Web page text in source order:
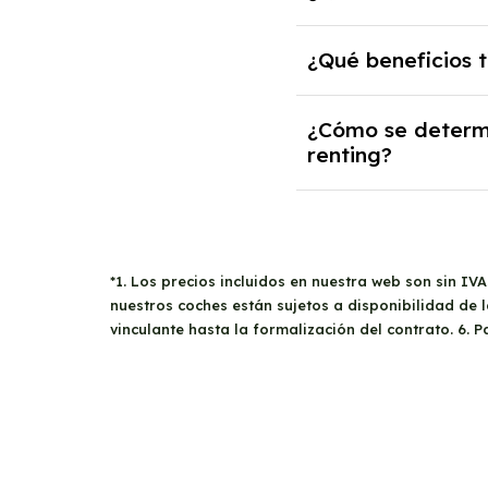
viabilidad
En caso de superar
¿Qué beneficios
Unrenting para
e IVAdel vehículo
¿Cómo se
renting?
la ausencia de
podría ser
*1. Los precios incluidos en nuestra web son sin
nuestros coches están sujetos a disponibilidad de
vinculante hasta la formalización del contrato. 6.